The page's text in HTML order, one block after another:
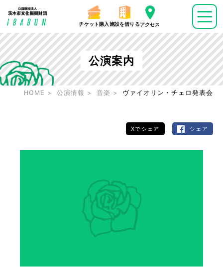
チケット購入 施設を借りるアクセス
公演案内
HOME 公演情報 音楽 ヴァイオリン・チェロ発表会
Xでシェア シェア